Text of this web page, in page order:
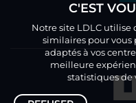
C'EST
Notre site LDLC utilise
similaires pour vous
adaptés à vos
meilleure
statistiques de